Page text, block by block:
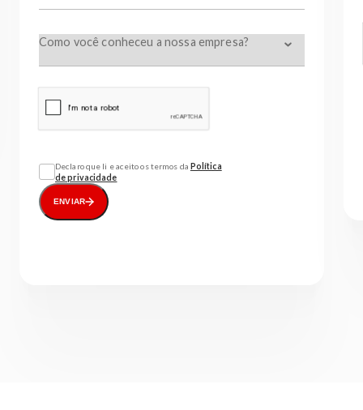
Declaro que li e aceito os termos da Política
de privacidade
ENVIAR